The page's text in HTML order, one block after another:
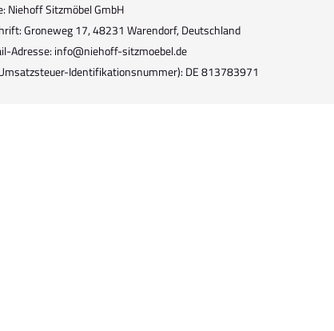
Niehoff Sitzmöbel GmbH
Groneweg 17, 48231 Warendorf, Deutschland
Adresse: info@niehoff-sitzmoebel.de
Identifikationsnummer): DE 813783971